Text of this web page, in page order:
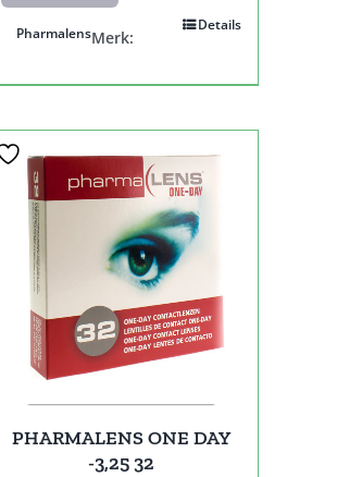
Details
Merk:
Pharmalens
PHARMALENS ONE DAY
-3,25 32